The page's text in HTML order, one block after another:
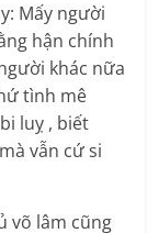
Mấy người
hận chính
khác nữa
tình mê
luỵ , biết
vẫn cứ si
võ lâm cũng